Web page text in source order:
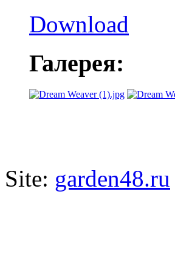
Download
Галерея:
Site: garden48.ru